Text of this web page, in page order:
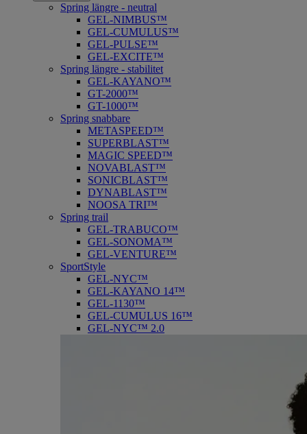
Spring längre - neutral
​GEL-NIMBUS™
GEL-CUMULUS™
GEL-PULSE™
GEL-EXCITE™
Spring längre - stabilitet
GEL-KAYANO™
GT-2000™
GT-1000™
Spring snabbare
METASPEED™
SUPERBLAST™
MAGIC SPEED™
NOVABLAST™
SONICBLAST™
DYNABLAST™
NOOSA TRI™
Spring trail
GEL-TRABUCO™
GEL-SONOMA™
GEL-VENTURE™
SportStyle
GEL-NYC™
GEL-KAYANO 14™
GEL-1130™
GEL-CUMULUS 16™
GEL-NYC™ 2.0